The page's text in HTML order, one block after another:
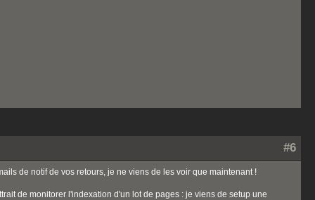
#6
de notif de vos retours, je ne viens de les voir que maintenant !
de monitorer l'indexation d'un lot de pages : je viens de setup une